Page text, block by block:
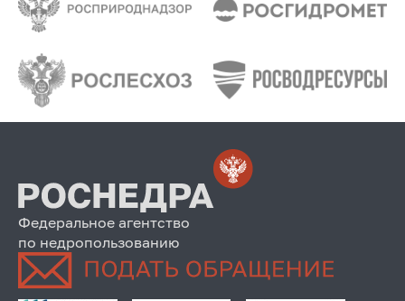
Федеральное агентство
по недропользованию